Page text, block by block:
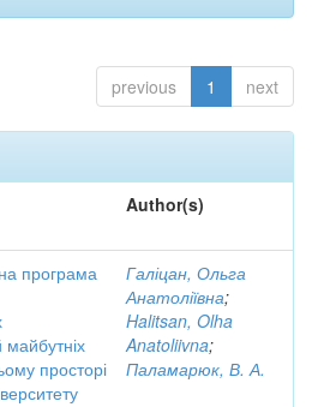
previous 1 next
Author(s)
програма
просторі
Галіцан, Ольга
Анатоліївна;
Halitsan, Olha
Anatoliivna;
Паламарюк, В. А.